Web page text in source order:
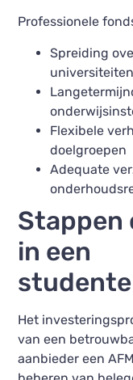
Professionele
Spreiding
universiteiten
Flexibele
doelgroepen
Adequate
Stappen
in een
Het
van een
aanbieder een